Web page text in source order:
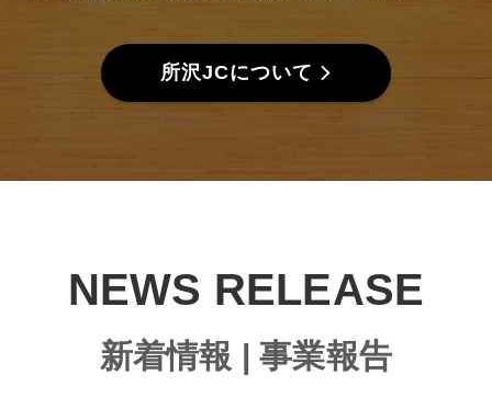
所沢JCについて
NEWS RELEASE
新着情報 | 事業報告